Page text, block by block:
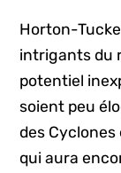
Horton-
intrigants du
potentiel
soient peu
des Cyclones
qui aura